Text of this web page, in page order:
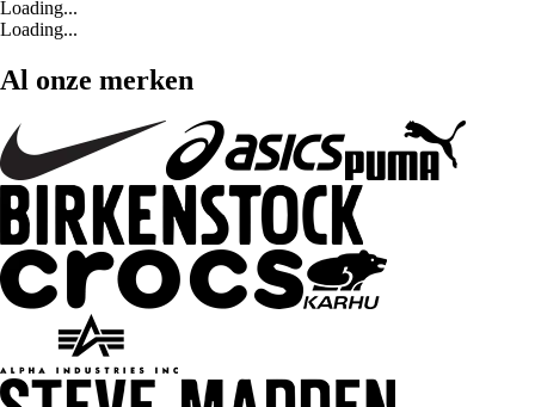
Loading...
Loading...
Al onze merken